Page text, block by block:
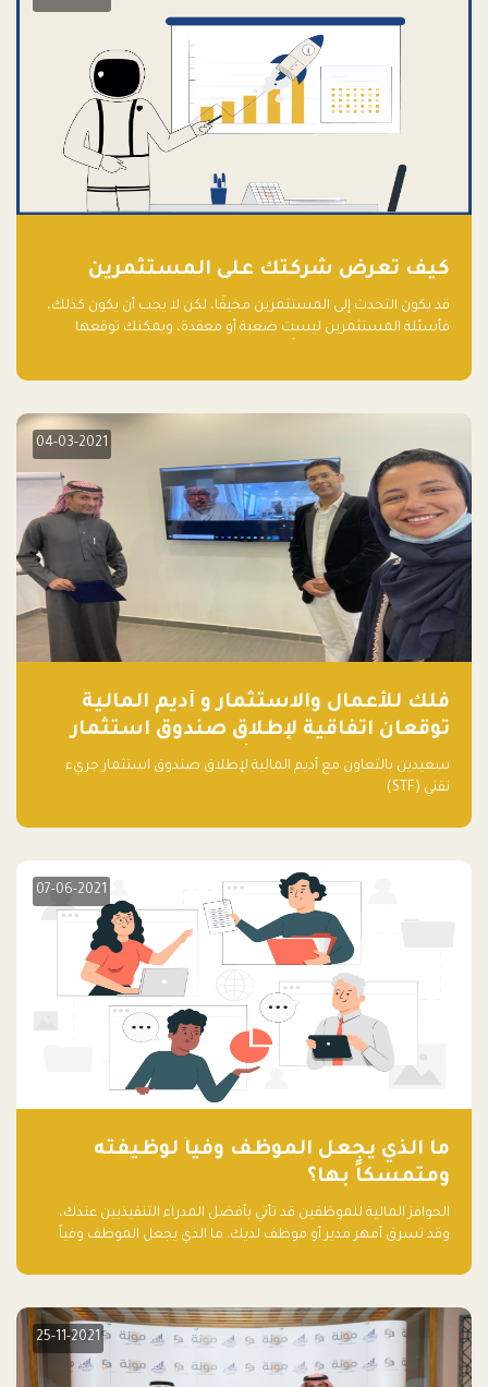
كيف تعرض شركتك على المستثمرين
قد يكون التحدث إلى المستثمرين مخيفًا، لكن لا يجب أن يكون كذلك،
فأسئلة المستثمرين ليست صعبة أو معقدة، ويمكنك توقعها
04-03-2021
فلك للأعمال والاستثمار و أديم المالية
توقعان اتفاقية لإطلاق صندوق استثمار
جريء تقني (STF) - مشغل من قبل فـلك
سعيدين بالتعاون مع أديم المالية لإطلاق صندوق استثمار جريء
تقني (STF)
07-06-2021
ما الذي يجعل الموظف وفياً لوظيفته
ومتمسكاً بها؟
الحوافز المالية للموظفين قد تأتي بأفضل المدراء التنفيذيين عندك،
وقد تسرق أمهر مدير أو موظف لديك. ما الذي يجعل الموظف وفياً
25-11-2021